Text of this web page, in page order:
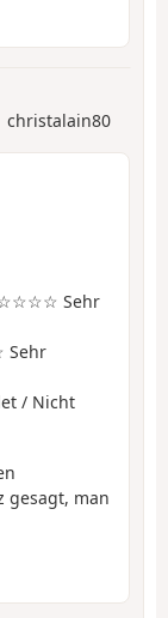
christalain80
Sehr
/ Nicht
gesagt, man